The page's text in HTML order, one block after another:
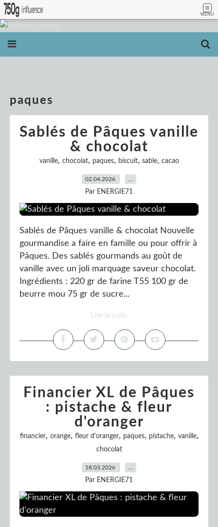
MENU
paques
Sablés de Pâques vanille
& chocolat
vanille, chocolat, paques, biscuit, sable, cacao
02.04.2026
Par ENERGIE71
Sablés de Pâques vanille & chocolat Nouvelle
gourmandise a faire en famille ou pour offrir à
Pâques. Des sablés gourmands au goût de
vanille avec un joli marquage saveur chocolat.
Ingrédients : 220 gr de farine T55 100 gr de
beurre mou 75 gr de sucre...
Lire la suite
Financier XL de Pâques
: pistache & fleur
d'oranger
financier, orange, fleur d'oranger, paques, pistache, vanille,
chocolat
18.03.2026
Par ENERGIE71